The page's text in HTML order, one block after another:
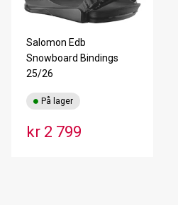
Salomon Edb
Snowboard Bindings
25/26
kr 2 799
På lager